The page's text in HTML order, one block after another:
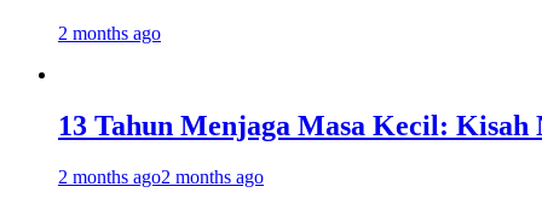
2 months ago
13 Tahun Menjaga Masa Kecil:
2 months ago2 months ago